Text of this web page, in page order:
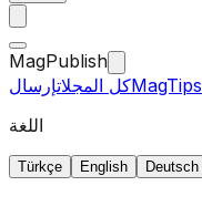
MagPublish
كل المجلاتإرسال MagTips
اللغة
Türkçe English Deutsch